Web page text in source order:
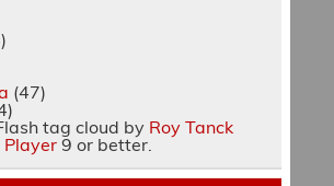
(47)
tag cloud by Roy Tanck
Player9 or better.